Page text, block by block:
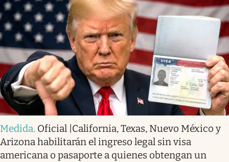
Medida. Oficial |California, Texas, Nuevo México y
Arizona habilitarán el ingreso legal sin visa
americana o pasaporte a quienes obtengan un